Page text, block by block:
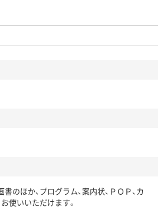
のほか、プログラム、案内状、ＰＯＰ、カ
使いいただけます。